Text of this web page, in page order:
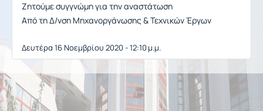
Ζητούμε συγγνώμη για την αναστάτωση
Από τη Δ/νση Μηχανοργάνωσης & Τεχνικών Έργων
Δευτέρα 16 Νοεμβρίου 2020 - 12:10 μ.μ.